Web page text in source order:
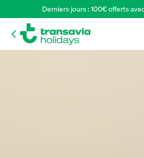
Derniers jours : 100€ offerts